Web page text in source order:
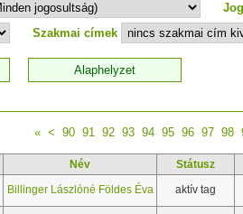
Szakmai címek
« < 90 91 92 93 94 95 96 97 98
Név Státusz
Billinger Lászlóné Földes Éva aktív tag